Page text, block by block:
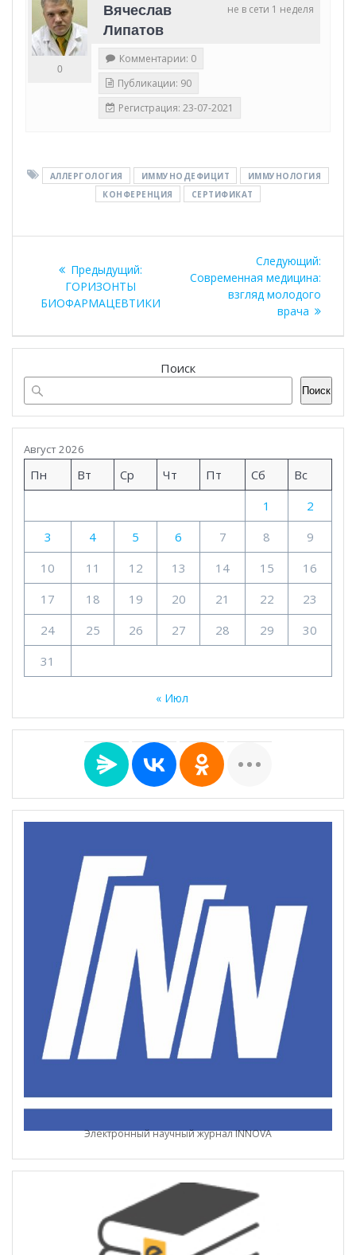
не в сети 1 неделя
Вячеслав
Липатов
0
Комментарии: 0
Публикации: 90
Регистрация: 23-07-2021
АЛЛЕРГОЛОГИЯ ИММУНОДЕФИЦИТ
ИММУНОЛОГИЯ
КОНФЕРЕНЦИЯ
СЕРТИФИКАТ
записям
Предыдущий:
ГОРИЗОНТЫ
БИОФАРМАЦЕВТИКИ
Следующий:
Современная медицина:
взгляд молодого
врача
Поиск
Поиск
Август 2026
Пн Вт Ср Чт Пт Сб
Вс
1
2
3
4 5 6 7 8
9
10
11 12 13 14 15
16
17
18 19 20 21 22
23
24
25 26 27 28 29
30
31
« Июл
Электронный научный журнал INNOVA